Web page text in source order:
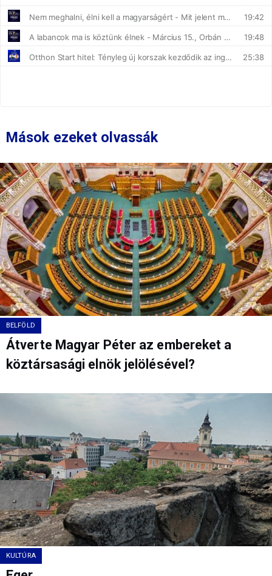
Mások ezeket olvassák
BELFÖLD
Átverte Magyar Péter az embereket a
köztársasági elnök jelölésével?
KULTÚRA